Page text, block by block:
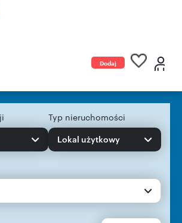
Dodaj
Typ nieruchomości
Lokal użytkowy